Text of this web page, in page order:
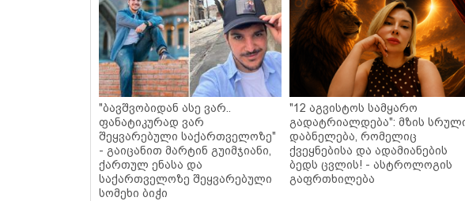
"ბავშვობიდან ასე ვარ..
ფანატიკურად ვარ
შეყვარებული საქართველოზე"
- გაიცანით მარტინ გუიმჯიანი,
ქართულ ენასა და
საქართველოზე შეყვარებული
სომეხი ბიჭი
"12 აგვისტოს სამყარო
გადატრიალდება": მზის
დაბნელება, რომელიც
ქვეყნებისა და ადამიანების
ბედს ცვლის! - ასტროლოგის
გაფრთხილება